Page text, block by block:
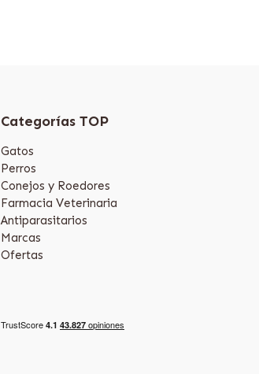
Categorías TOP
Gatos
Perros
Conejos y Roedores
Farmacia Veterinaria
Antiparasitarios
Marcas
Ofertas